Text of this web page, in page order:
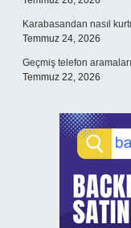
Karabasandan nasıl
Temmuz 24, 2026
Geçmiş telefon
Temmuz 22, 2026